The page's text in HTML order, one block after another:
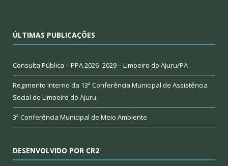
ÚLTIMAS PUBLICAÇÕES
Consulta Pública – PPA 2026–2029 – Limoeiro do Ajuru/PA
Regimento Interno da 13ª Conferência Municipal de Assistência
Social de Limoeiro do Ajuru
3ª Conferência Municipal de Meio Ambiente
DESENVOLVIDO POR CR2